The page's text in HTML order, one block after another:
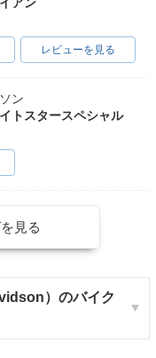
レビューを見る
ン
トスタースペシャル
見る
）のバイク